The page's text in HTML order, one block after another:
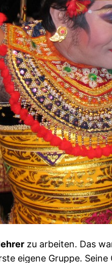
zu arbeiten. Das
eigene Gruppe.